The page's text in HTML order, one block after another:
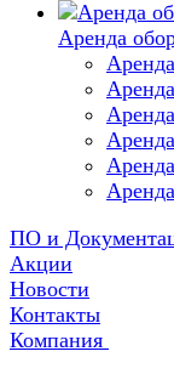
Аренда
ПО и
Акции
Новости
Контакты
Компания